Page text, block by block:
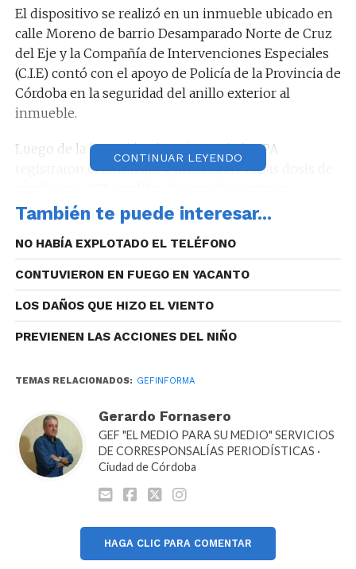
El dispositivo se realizó en un inmueble ubicado en
calle Moreno de barrio Desamparado Norte de Cruz
del Eje y la Compañía de Intervenciones Especiales
(C.I.E) contó con el apoyo de Policía de la Provincia de
Córdoba en la seguridad del anillo exterior al
inmueble.
Luego de la irrupción, dotaciones de la FPA
registraron el domicilio e incautaron varias dosis de
elementos que estarían relacionados al
fraccionamiento y venta de sustancias ilícitas.
Los investigados, además de administrar un punto
de expendio, utilizaban la modalidad de “delivery”
para la venta de las drogas. Vale destacar que ambos
El operativo estuvo supervisado por la Fiscalía de
Instrucción Móvil y Lucha Contra El Narcotráfico de
Cosquín quien dispuso el traslado de los detenidos y
presunta infracción a la Ley Nacional De
Estupefacientes 23.737.
CONTINUAR LEYENDO
También te puede interesar...
NO HABÍA EXPLOTADO EL TELÉFONO
CONTUVIERON EN FUEGO EN YACANTO
LOS DAÑOS QUE HIZO EL VIENTO
PREVIENEN LAS ACCIONES DEL NIÑO
TEMAS RELACIONADOS: GEFINFORMA
Gerardo Fornasero
GEF "EL MEDIO PARA SU MEDIO" SERVICIOS
DE CORRESPONSALÍAS PERIODÍSTICAS ·
Ciudad de Córdoba
HAGA CLIC PARA COMENTAR